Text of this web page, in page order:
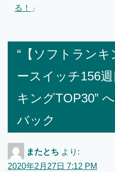
る！
」
“【ソフトラン
ースイッチ156
キングTOP30”
バック
またとち より:
2020年2月27日 7:12 PM